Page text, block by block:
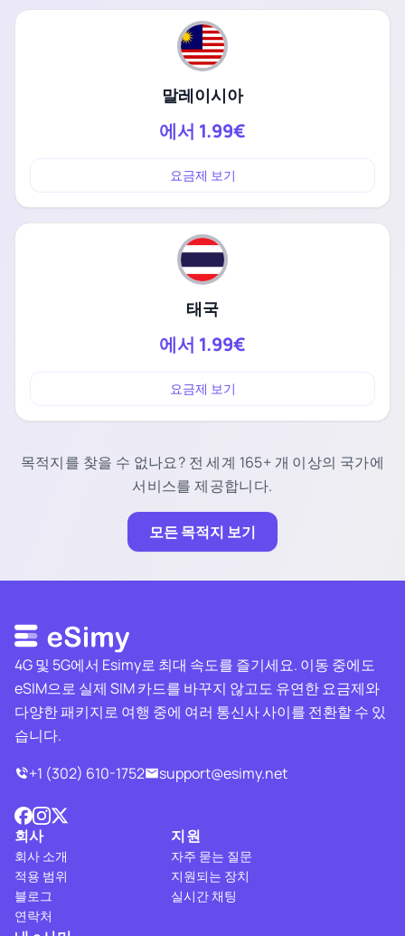
말레이시아
에서 1.99€
요금제 보기
태국
에서 1.99€
요금제 보기
목적지를 찾을 수 없나요? 전 세계 165+ 개 이상의 국가에
서비스를 제공합니다.
모든 목적지 보기
4G 및 5G에서 Esimy로 최대 속도를 즐기세요. 이동 중에도
eSIM으로 실제 SIM 카드를 바꾸지 않고도 유연한 요금제와
다양한 패키지로 여행 중에 여러 통신사 사이를 전환할 수 있
습니다.
+1 (302) 610-1752
support@esimy.net
회사
회사 소개
적용 범위
블로그
연락처
지원
자주 묻는 질문
지원되는 장치
실시간 채팅